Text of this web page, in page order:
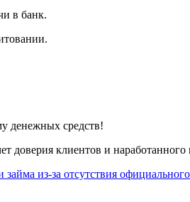
в банк.
денежных средств!
доверия клиентов и
из-за отсутствия